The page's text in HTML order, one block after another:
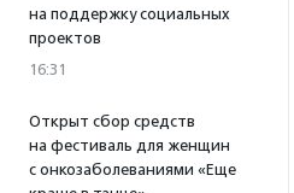
на поддержку социальных
проектов
16:31
Открыт сбор средств
на фестиваль для женщин
с онкозаболеваниями «Еще